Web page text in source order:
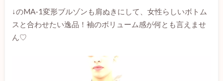
↓のMA-1変形ブルゾンも肩ぬきにして、女性らしいボトム
スと合わせたい逸品！袖のボリューム感が何とも言えませ
ん♡